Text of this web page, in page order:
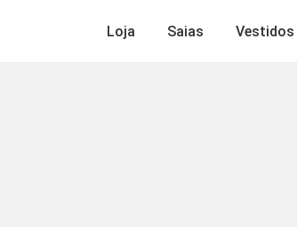
Loja Saias Vestidos